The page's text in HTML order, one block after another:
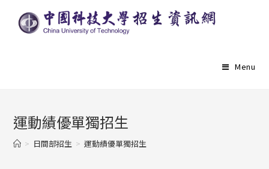
Menu
運動績優單獨招生
> 日間部招生 > 運動績優單獨招生